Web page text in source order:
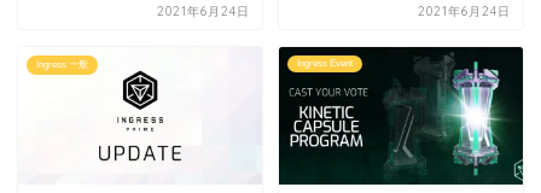
2021年6月24日 2021年6月24日
Ingress 一般 Ingress Event